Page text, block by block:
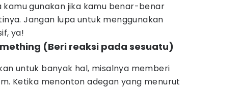
kamu gunakan jika kamu benar-benar
Jangan lupa untuk menggunakan
ya!
(Beri reaksi pada sesuatu)
untuk banyak hal, misalnya memberi
Ketika menonton adegan yang menurut